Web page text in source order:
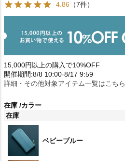
4.86 （7件）
15,000円以上の購入で10%OFF
開催期間:8/8 10:00-8/17 9:59
詳細・その他対象アイテム一覧はこちら
在庫 カラー
在庫
ベビーブルー